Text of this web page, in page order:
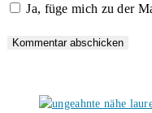
ein
Kommentieren
(optional)
Ja, füge mich zu der